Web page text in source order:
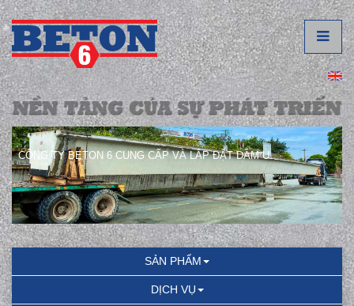
CÔNG TY BETON 6 CUNG CẤP VÀ LẮP ĐẶT DẦM U.
SẢN PHẨM
DỊCH VỤ